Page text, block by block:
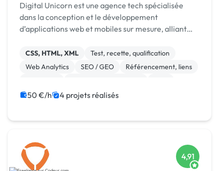
Digital Unicorn est une agence tech spécialisée
dans la conception et le développement
d’applications web et mobiles sur mesure, alliant
CSS, HTML, XML
Test, recette, qualification
Web Analytics
SEO / GEO
Référencement, liens
Site E-commerce
Vue.JS
50 €/h 4 projets réalisés
4,91